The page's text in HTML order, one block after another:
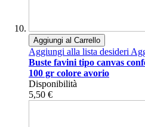
Aggiungi al Carrello
Aggiungi alla lista desideri
Buste favini tipo canvas
100 gr colore avorio
Disponibilità
5,50 €